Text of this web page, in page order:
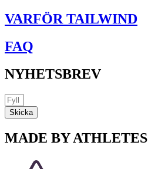
VARFÖR TAILWIND
FAQ
NYHETSBREV
Skicka
MADE BY ATHLETES